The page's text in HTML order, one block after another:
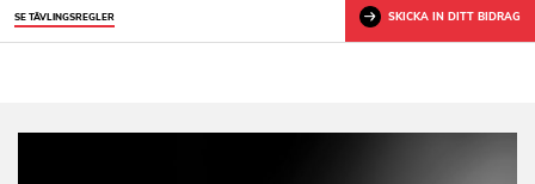
SE TÄVLINGSREGLER SKICKA IN DITT BIDRAG